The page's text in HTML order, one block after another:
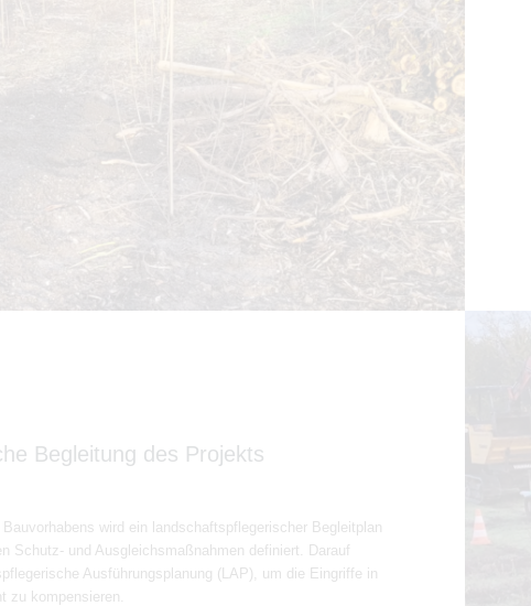
Begleitung des Projekts
wird ein landschaftspflegerischer Begleitplan
Schutz- und Ausgleichsmaßnahmen definiert. Darauf
Ausführungsplanung (LAP), um die Eingriffe in
zu kompensieren.